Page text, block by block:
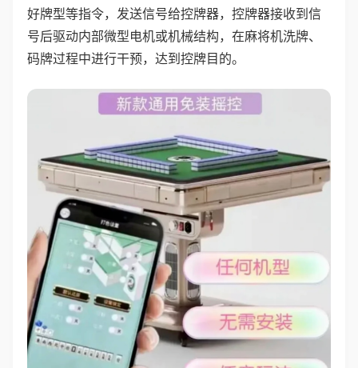
好牌型等指令，发送信号给控牌器，控牌器接收到信
号后驱动内部微型电机或机械结构，在麻将机洗牌、
码牌过程中进行干预，达到控牌目的。